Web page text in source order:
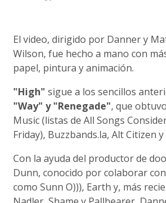
El video, dirigido por Danner y
Wilson, fue hecho a mano con
papel, pintura y animación.
"High" sigue a los sencillos
"Way" y "Renegade", que
Music (listas de All Songs
Friday), Buzzbands.la, Alt Citizen y
Con la ayuda del productor de
Dunn, conocido por colaborar
como Sunn O))), Earth y, más